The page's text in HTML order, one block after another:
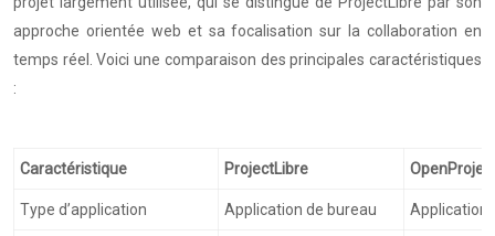
approche orientée web et sa focalisation sur la collaboration en
temps réel. Voici une comparaison des principales caractéristiques
:
Caractéristique ProjectLibre
Type d’application Application de bureau Application